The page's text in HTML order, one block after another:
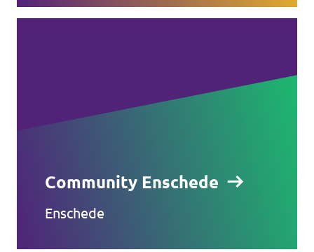
Community Enschede
Enschede